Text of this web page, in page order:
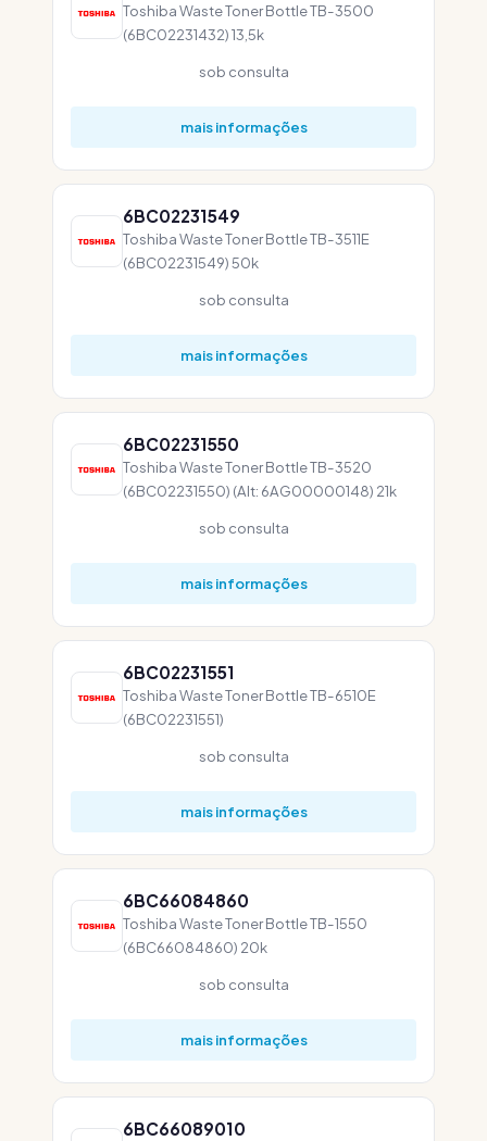
Toshiba Waste Toner Bottle TB-3500
(6BC02231432) 13,5k
sob consulta
mais informações
6BC02231549
Toshiba Waste Toner Bottle TB-3511E
(6BC02231549) 50k
sob consulta
mais informações
6BC02231550
Toshiba Waste Toner Bottle TB-3520
(6BC02231550) (Alt: 6AG00000148) 21k
sob consulta
mais informações
6BC02231551
Toshiba Waste Toner Bottle TB-6510E
(6BC02231551)
sob consulta
mais informações
6BC66084860
Toshiba Waste Toner Bottle TB-1550
(6BC66084860) 20k
sob consulta
mais informações
6BC66089010